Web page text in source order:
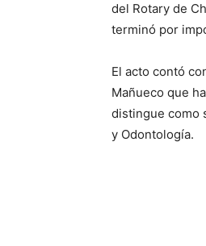
del Rotary de
terminó por
El acto contó
Mañueco que
distingue como
y Odontología.